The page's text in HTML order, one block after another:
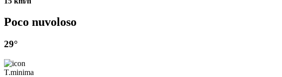
Poco nuvoloso
29°
T.minima